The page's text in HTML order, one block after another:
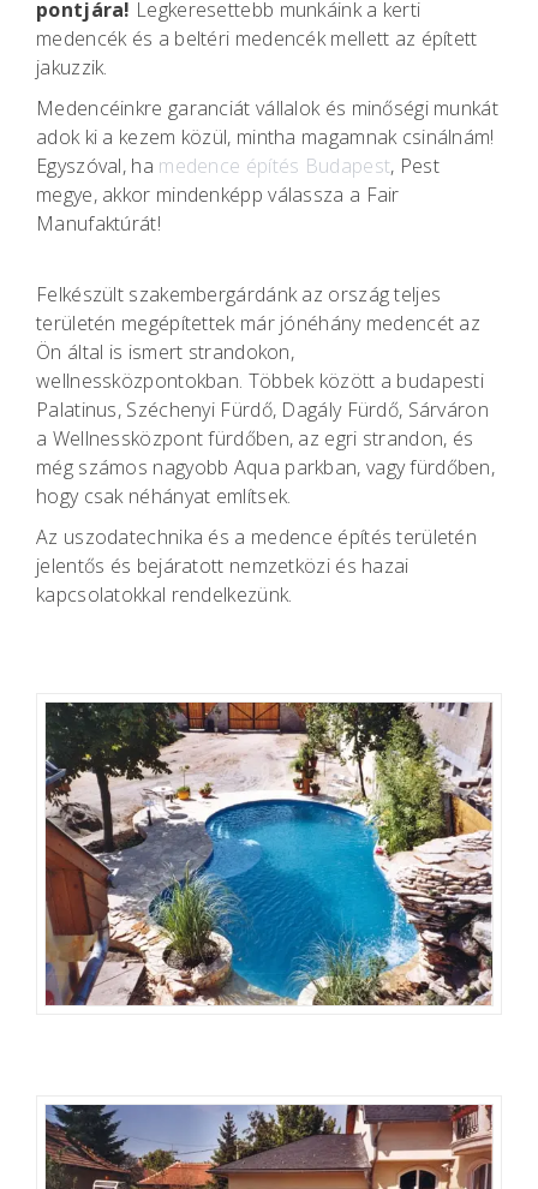
pontjára! Legkeresettebb munkáink a kerti
medencék és a beltéri medencék mellett az épített
jakuzzik.
Medencéinkre garanciát vállalok és minőségi munkát
adok ki a kezem közül, mintha magamnak csinálnám!
Egyszóval, ha medence építés Budapest, Pest
megye, akkor mindenképp válassza a Fair
Manufaktúrát!
Felkészült szakembergárdánk az ország teljes
területén megépítettek már jónéhány medencét az
Ön által is ismert strandokon,
wellnessközpontokban. Többek között a budapesti
Palatinus, Széchenyi Fürdő, Dagály Fürdő, Sárváron
a Wellnessközpont fürdőben, az egri strandon, és
még számos nagyobb Aqua parkban, vagy fürdőben,
hogy csak néhányat említsek.
Az uszodatechnika és a medence építés területén
jelentős és bejáratott nemzetközi és hazai
kapcsolatokkal rendelkezünk.